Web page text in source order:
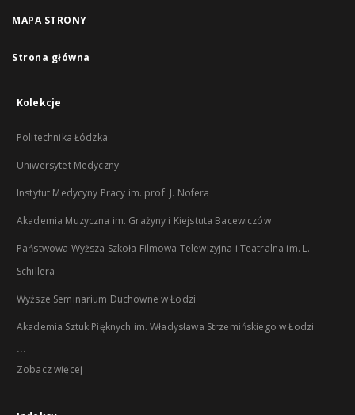
MAPA STRONY
Strona główna
Kolekcje
Politechnika Łódzka
Uniwersytet Medyczny
Instytut Medycyny Pracy im. prof. J. Nofera
Akademia Muzyczna im. Grażyny i Kiejstuta Bacewiczów
Państwowa Wyższa Szkoła Filmowa Telewizyjna i Teatralna im. L.
Schillera
Wyższe Seminarium Duchowne w Łodzi
Akademia Sztuk Pięknych im. Władysława Strzemińskiego w Łodzi
...
Zobacz więcej